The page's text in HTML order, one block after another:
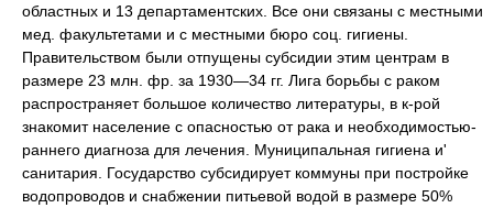
областных и 13 департаментских. Все они связаны с местными
мед. факультетами и с местными бюро соц. гигиены.
Правительством были отпущены субсидии этим центрам в
размере 23 млн. фр. за 1930—34 гг. Лига борьбы с раком
распространяет большое количество литературы, в к-рой
знакомит население с опасностью от рака и необходимостью-
раннего диагноза для лечения. Муниципальная гигиена и'
санитария. Государство субсидирует коммуны при постройке
водопроводов и снабжении питьевой водой в размере 50%